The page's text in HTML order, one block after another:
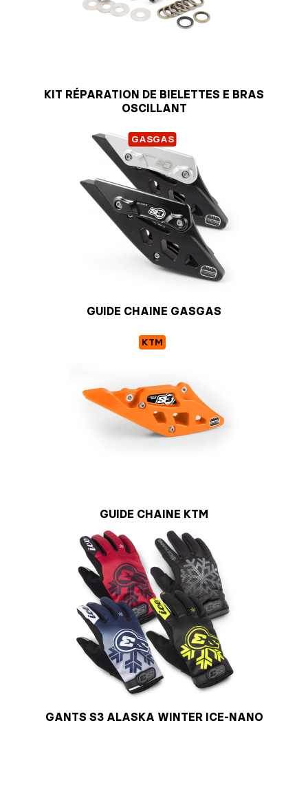
KIT RÉPARATION DE BIELETTES E BRAS
OSCILLANT
GASGAS
GUIDE CHAINE GASGAS
KTM
GUIDE CHAINE KTM
GANTS S3 ALASKA WINTER ICE-NANO